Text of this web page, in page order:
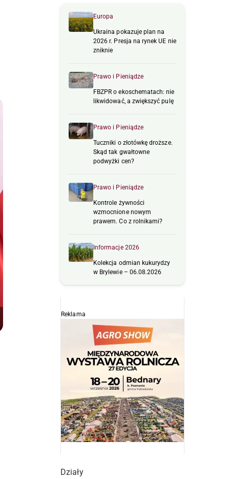
Europa
Ukraina pokazuje plan na
2026 r. Presja na rynek UE nie
zniknie
Prawo i Pieniądze
FBZPR o ekoschematach: nie
likwidować, a zwiększyć pulę
Prawo i Pieniądze
Tuczniki o złotówkę droższe.
Skąd tak gwałtowne
podwyżki cen?
Prawo i Pieniądze
Kontrole żywności
wzmocnione nowym
prawem. Co z rolnikami?
Informacje 2026
Kolekcja odmian kukurydzy
w Brylewie – 06.08.2026
Reklama
Działy